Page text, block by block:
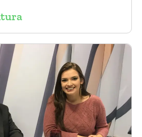
a todos os participantes
convite!